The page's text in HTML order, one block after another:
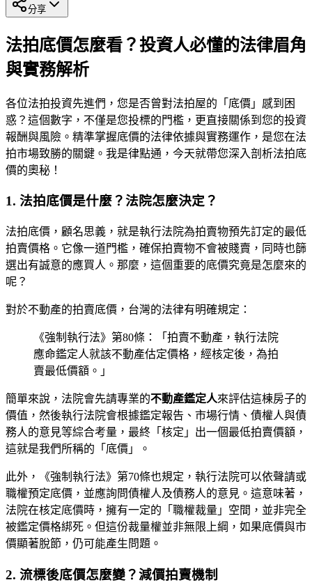
分享
法拍底價怎麼看？投資人必懂的法律眉角
與實務解析
各位法拍投資先進們，您是否曾對法拍屋的「底價」感到困
惑？這個數字，不僅是您投標的門檻，更直接關係到您的投資
報酬與風險。精準掌握底價的法律依據與實務運作，是您在法
拍市場致勝的關鍵。我是律點通，今天就帶您深入剖析法拍底
價的奧秘！
1. 法拍底價是什麼？法院怎麼決定？
法拍底價，顧名思義，就是執行法院為拍賣物預先訂定的最低
拍賣價格。它像一道門檻，確保拍賣物不會被賤賣，同時也篩
選出有誠意的應買人。那麼，這個重要的底價究竟是怎麼來的
呢？
對於不動產的拍賣底價，台灣的法律有明確規定：
《強制執行法》第80條：「拍賣不動產，執行法院
應命鑑定人就該不動產估定價格，經核定後，為拍
賣最低價額。」
簡單來說，法院會先請專業的不動產鑑定人來評估這棟房子的
價值，然後執行法院會根據鑑定報告、市場行情、債權人與債
務人的意見等綜合考量，最終「核定」出一個最低拍賣價額，
這就是我們所稱的「底價」。
此外，《強制執行法》第70條也規定，執行法院可以依聲請或
職權預定底價，並應詢問債權人及債務人的意見。這意味著，
法院在核定底價時，擁有一定的「職權裁量」空間，並非完全
被鑑定價格綁死。但這份裁量權並非無限上綱，如果底價與市
價顯著脫節，仍可能產生問題。
2. 流標後底價怎麼變？減價拍賣機制